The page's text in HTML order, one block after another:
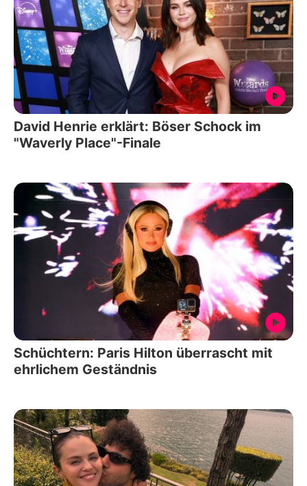
David Henrie erklärt: Böser Schock im
"Waverly Place"-Finale
Schüchtern: Paris Hilton überrascht mit
ehrlichem Geständnis